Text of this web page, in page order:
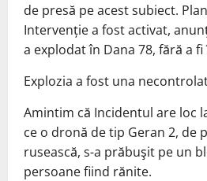
de presă pe acest subiect.
Intervenție a fost activat,
a explodat în Dana 78, fără a
Explozia a fost una
Amintim că Incidentul are loc
ce o dronă de tip Geran 2, de
rusească, s-a prăbuşit pe un
persoane fiind rănite.